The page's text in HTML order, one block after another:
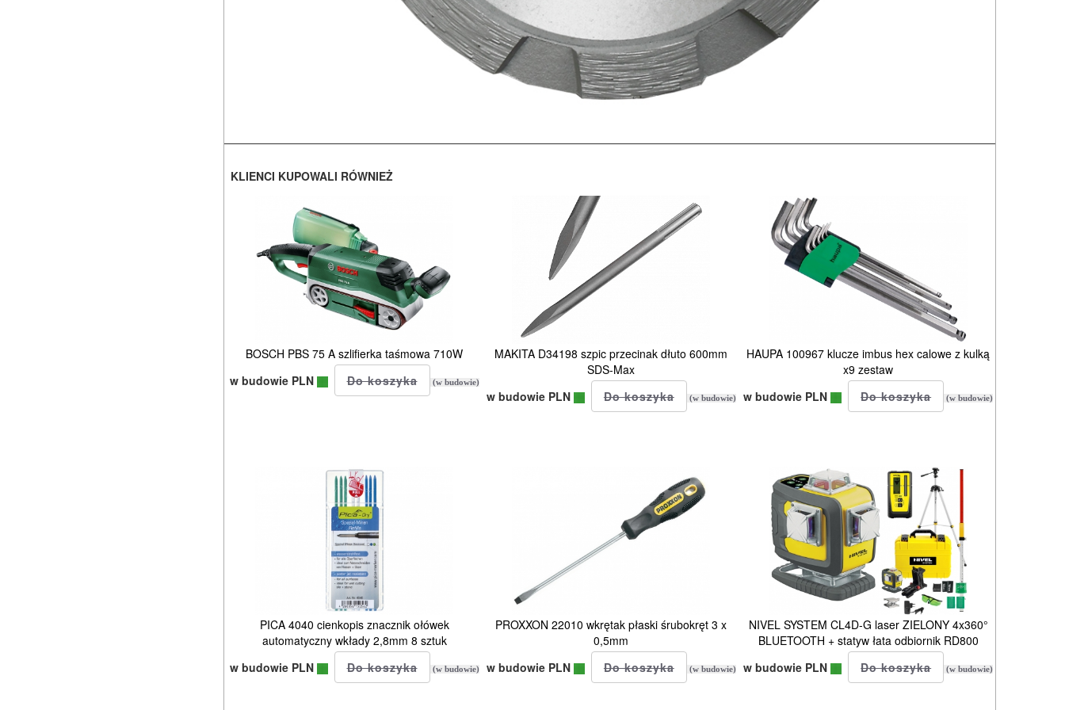
KLIENCI KUPOWALI RÓWNIEŻ
BOSCH PBS 75 A szlifierka taśmowa 710W
w budowie PLN
(w budowie)
MAKITA D34198 szpic przecinak dłuto 600mm
SDS-Max
w budowie PLN
(w budowie)
HAUPA 100967 klucze imbus hex calowe z kulką
x9 zestaw
w budowie PLN
(w budowie)
PICA 4040 cienkopis znacznik ołówek
automatyczny wkłady 2,8mm 8 sztuk
w budowie PLN
(w budowie)
PROXXON 22010 wkrętak płaski śrubokręt 3 x
0,5mm
w budowie PLN
(w budowie)
NIVEL SYSTEM CL4D-G laser ZIELONY 4x360°
BLUETOOTH + statyw łata odbiornik RD800
w budowie PLN
(w budowie)